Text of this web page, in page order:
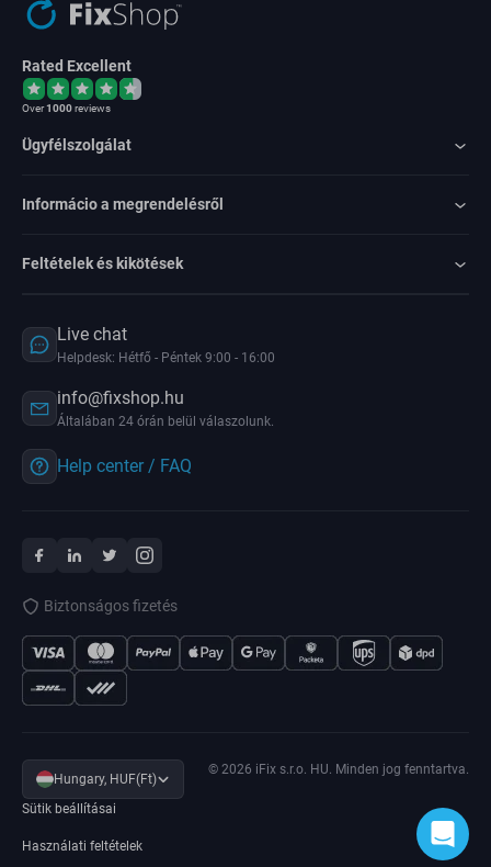
Rated Excellent
Over1000reviews
Ügyfélszolgálat
Informácio a megrendelésről
Feltételek és kikötések
Live chat
Helpdesk: Hétfő - Péntek 9:00 - 16:00
info@fixshop.hu
Általában 24 órán belül válaszolunk.
Help center / FAQ
Biztonságos fizetés
Hungary, HUF(Ft)
Sütik beállításai
Használati feltételek
© 2026 iFix s.r.o. HU. Minden jog fenntartva.